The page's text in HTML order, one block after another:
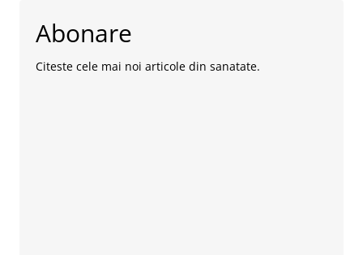
Abonare
Citeste cele mai noi articole din sanatate.